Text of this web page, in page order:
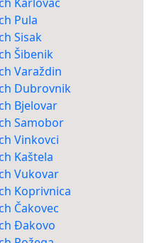
Pula
Sisak
Šibenik
Varaždin
Dubrovnik
Bjelovar
Samobor
Vinkovci
Kaštela
Vukovar
Koprivnica
Čakovec
Đakovo